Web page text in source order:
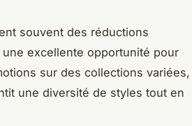
souvent des réductions
excellente opportunité pour
sur des collections variées,
une diversité de styles tout en